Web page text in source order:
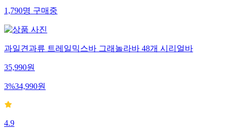
1,790명구매중
과일견과류 트레일믹스바 그래놀라바 48개 시리얼바
35,990원
3%34,990원
4.9